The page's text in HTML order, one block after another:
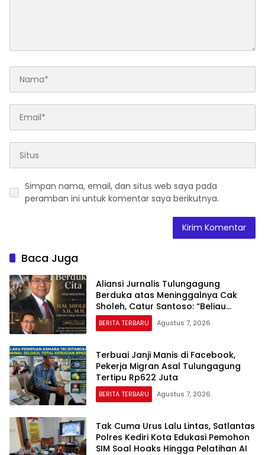
Simpan nama, email, dan situs web saya pada
peramban ini untuk komentar saya berikutnya.
Baca Juga
Aliansi Jurnalis Tulungagung
Berduka atas Meninggalnya Cak
Sholeh, Catur Santoso: “Beliau
Pejuang Keadilan yang Vokal”
BERITA TERBARU Agustus 7, 2026
Terbuai Janji Manis di Facebook,
Pekerja Migran Asal Tulungagung
Tertipu Rp622 Juta
BERITA TERBARU Agustus 7, 2026
Tak Cuma Urus Lalu Lintas, Satlantas
Polres Kediri Kota Edukasi Pemohon
SIM Soal Hoaks Hingga Pelatihan AI